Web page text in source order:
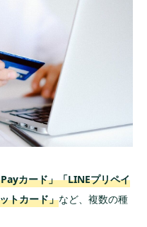
いときの対処法
みよう
きない場合
は異なる
ージして利用する
カード」「LINEプリペイ
トカード」など、複数の種